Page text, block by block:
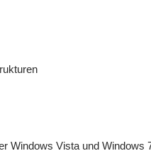
Windows Vista und Windows